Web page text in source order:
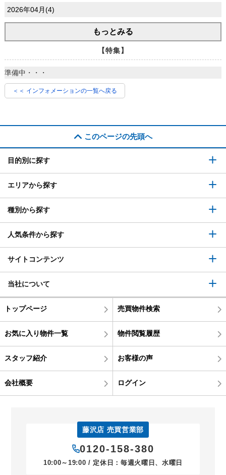
2026年04月(4)
もっとみる
【特集】
準備中・・・
＜＜ インフォメーションの一覧へ戻る
このページの先頭へ
目的別に探す
エリアから探す
種別から探す
人気条件から探す
サイトコンテンツ
当社について
トップページ 売買物件検索
お気に入り物件一覧 物件閲覧履歴
スタッフ紹介 お客様の声
会社概要 ログイン
藤沢店 売買営業部
0120-158-380
10:00～19:00 / 定休日：毎週火曜日、水曜日